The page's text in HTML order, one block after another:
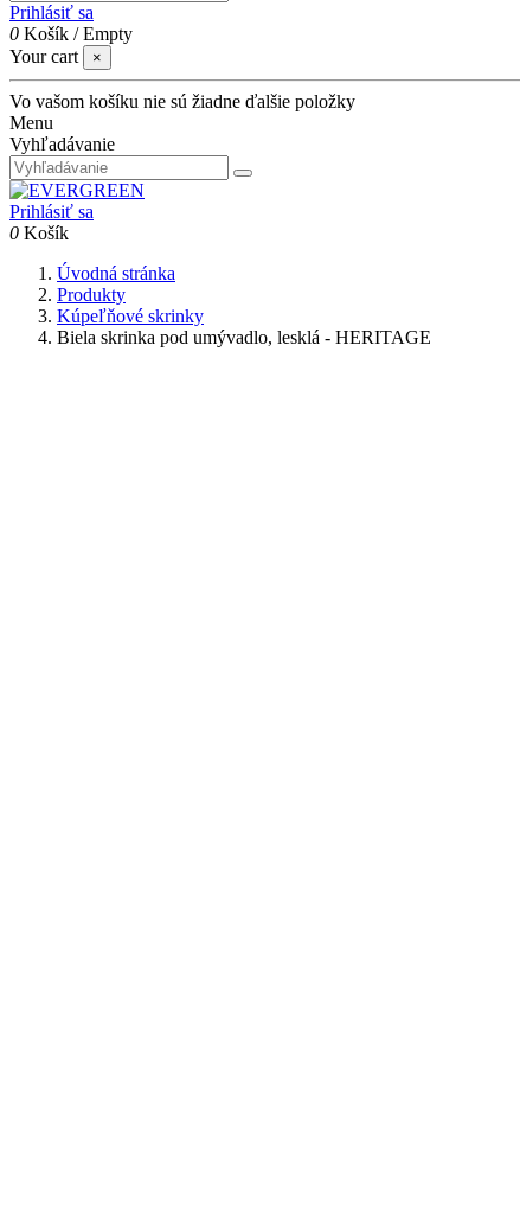
Prihlásiť sa
0 Košík /Empty
Your cart
×
Vo vašom košíku nie sú žiadne ďalšie položky
Menu
Vyhľadávanie
Prihlásiť sa
0 Košík
Úvodná stránka
Produkty
Kúpeľňové skrinky
Biela skrinka pod umývadlo, lesklá - HERITAGE